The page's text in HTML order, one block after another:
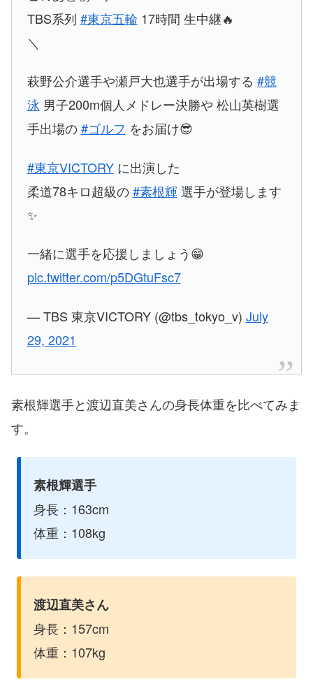
TBS系列 #東京五輪 17時間 生中継🔥
＼
萩野公介選手や瀬戸大也選手が出場する #競
泳 男子200m個人メドレー決勝や 松山英樹選
手出場の#ゴルフ をお届け😎
#東京VICTORYに出演した
柔道78キロ超級の#素根輝選手が登場します
✨
一緒に選手を応援しましょう😁
pic.twitter.com/p5DGtuFsc7
— TBS 東京VICTORY (@tbs_tokyo_v) July
29, 2021
素根輝選手と渡辺直美さんの身長体重を比べてみま
す。
素根輝選手
身長：163cm
体重：108kg
渡辺直美さん
身長：157cm
体重：107kg